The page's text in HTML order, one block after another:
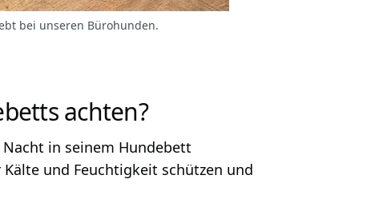
bei unseren Bürohunden.
achten?
in seinem Hundebett
und Feuchtigkeit schützen und